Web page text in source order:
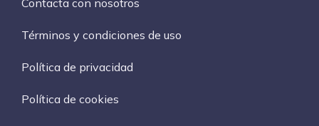
Contacta con nosotros
Términos y condiciones de uso
Política de privacidad
Política de cookies